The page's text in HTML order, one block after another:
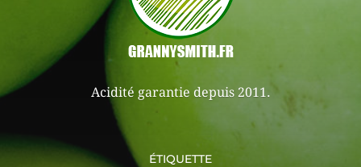
Acidité garantie depuis 2011.
ÉTIQUETTE